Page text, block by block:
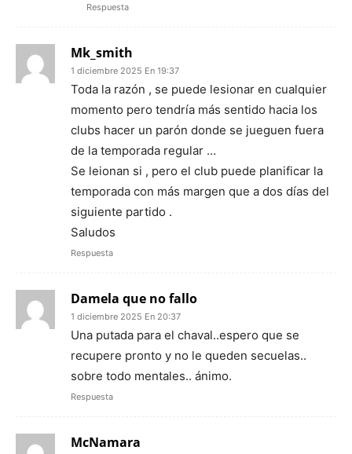
Respuesta
Mk_smith
1 diciembre 2025 En 19:37
Toda la razón , se puede lesionar en cualquier
momento pero tendría más sentido hacia los
clubs hacer un parón donde se jueguen fuera
de la temporada regular …
Se leionan si , pero el club puede planificar la
temporada con más margen que a dos días del
siguiente partido .
Saludos
Respuesta
Damela que no fallo
1 diciembre 2025 En 20:37
Una putada para el chaval..espero que se
recupere pronto y no le queden secuelas..
sobre todo mentales.. ánimo.
Respuesta
McNamara